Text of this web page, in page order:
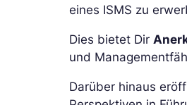
eines ISMS zu
Dies bietet Dir
und
Darüber hinaus